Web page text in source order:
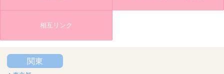
相互リンク
関東